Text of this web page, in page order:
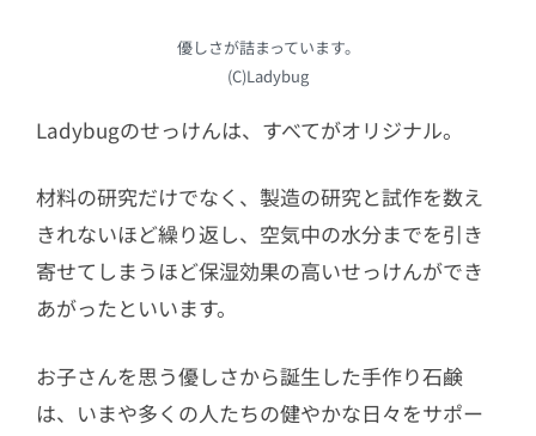
優しさが詰まっています。
(C)Ladybug
Ladybugのせっけんは、すべてがオリジナル。
材料の研究だけでなく、製造の研究と試作を数え
きれないほど繰り返し、空気中の水分までを引き
寄せてしまうほど保湿効果の高いせっけんができ
あがったといいます。
お子さんを思う優しさから誕生した手作り石鹸
は、いまや多くの人たちの健やかな日々をサポー